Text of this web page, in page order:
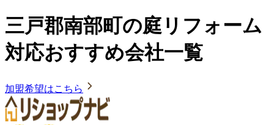
三戸郡南部町の庭リフォーム
対応おすすめ会社一覧
加盟希望はこちら